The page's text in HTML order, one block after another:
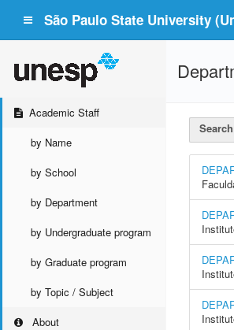
São Paulo State University
Academic Staff
by Name
by School
by Department
by Undergraduate program
by Graduate program
by Topic / Subject
About
Search